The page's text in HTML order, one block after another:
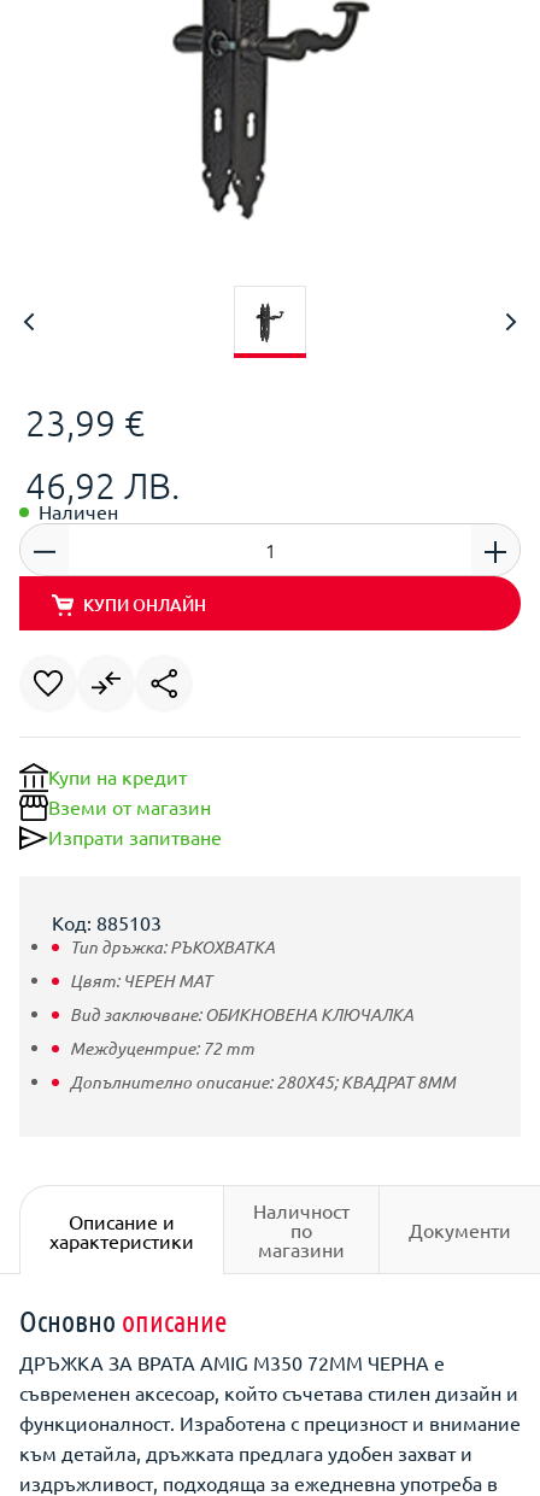
23,99 €
46,92 ЛВ.
Наличен
КУПИ ОНЛАЙН
Купи на кредит
Вземи от магазин
Изпрати запитване
Код: 885103
Тип дръжка:РЪКОХВАТКА
Цвят: ЧЕРЕН МАТ
Вид заключване:ОБИКНОВЕНА КЛЮЧАЛКА
Междуцентрие: 72mm
Допълнително описание:280X45; КВАДРАТ 8ММ
Описание и
характеристики
Наличност
по
магазини
Документи
Основно описание
ДРЪЖКА ЗА ВРАТА AMIG M350 72MM ЧЕРНА е
съвременен аксесоар, който съчетава стилен дизайн и
функционалност. Изработена с прецизност и внимание
към детайла, дръжката предлага удобен захват и
издръжливост, подходяща за ежедневна употреба в